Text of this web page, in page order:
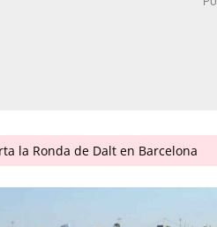
la Ronda de Dalt en Barcelona